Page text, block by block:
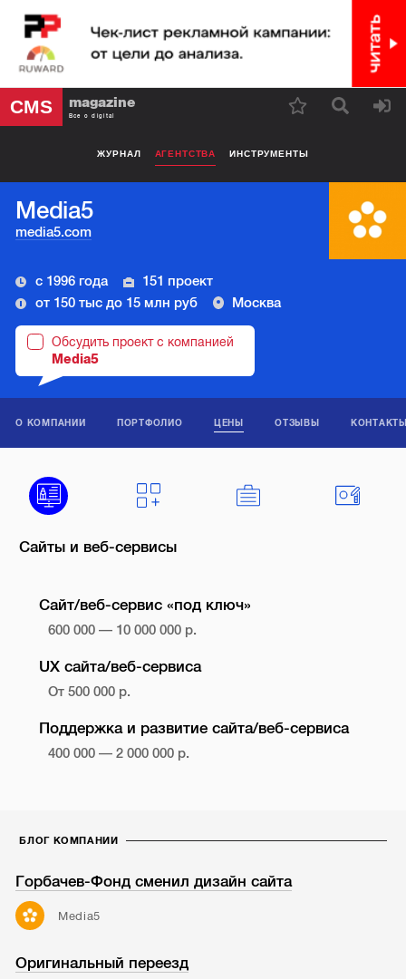
CMS magazine
Все о digital
ЖУРНАЛ АГЕНТСТВА ИНСТРУМЕНТЫ
Media5
media5.com
с 1996 года
151 проект
от 150 тыс до 15 млн руб
Москва
Обсудить проект с компанией
Media5
О КОМПАНИИ ПОРТФОЛИО ЦЕНЫ ОТЗЫВЫ
Сайты и веб-сервисы
Сайт/веб-сервис «под ключ»
600 000 — 10 000 000 р.
UX сайта/веб-сервиса
От 500 000 р.
Поддержка и развитие сайта/веб-сервиса
400 000 — 2 000 000 р.
БЛОГ КОМПАНИИ
Горбачев-Фонд сменил дизайн сайта
Media5
Оригинальный переезд